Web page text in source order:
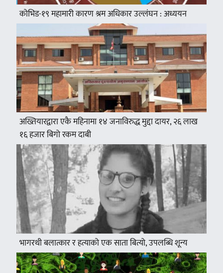
कोभिड-१९ महामारी कारण श्रम अधिकार उल्लंघन : अध्ययन
अख्तियारद्वारा एकै महिनामा १४ जनाविरुद्ध मुद्दा दायर, २६ लाख
१६ हजार बिगो रकम दाबी
भागरथी बलात्कार र हत्याको एक साता बित्यो, उपलब्धि शून्य